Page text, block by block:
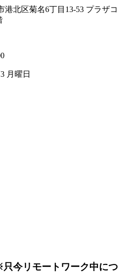
港北区菊名6丁目13-53 プラザコ
月曜日
今リモートワーク中につ